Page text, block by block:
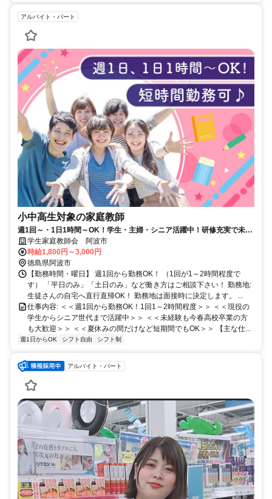
アルバイト・パート
小中高生対象の家庭教師
週1回～・1日1時間～OK！学生・主婦・シニア活躍中！研修充実で未経
験も安心！
学生家庭教師会 阿波市
時給1,800円～3,000円
徳島県阿波市
【勤務時間・曜日】 週1回から勤務OK！ （1回が1～2時間程度で
す） 「平日のみ」「土日のみ」など働き方はご相談下さい！ 勤務地:
生徒さんの自宅へ直行直帰OK！ 勤務地は面接時に決定します。 ...
仕事内容: ＜＜週1回から勤務OK！1回1～2時間程度＞＞ ＜＜現役の
学生からシニア世代まで活躍中＞＞ ＜＜未経験も今春高校卒業の方
も大歓迎＞＞ ＜＜夏休みの間だけなど短期間でもOK＞＞ 【主な仕...
週1日からOK シフト自由 シフト制
アルバイト・パート